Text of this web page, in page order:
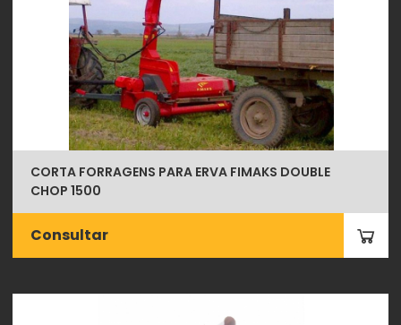
CORTA FORRAGENS PARA ERVA FIMAKS DOUBLE
CHOP 1500
Consultar